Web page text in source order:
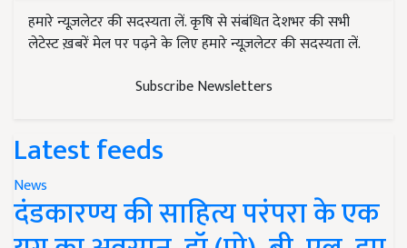
हमारे न्यूज़लेटर की सदस्यता लें. कृषि से संबंधित देशभर की सभी
लेटेस्ट ख़बरें मेल पर पढ़ने के लिए हमारे न्यूज़लेटर की सदस्यता लें.
Subscribe Newsletters
Latest feeds
News
दंडकारण्य की साहित्य परंपरा के एक